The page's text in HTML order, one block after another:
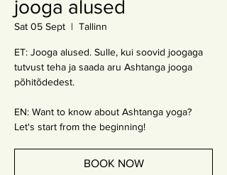
jooga alused
Sat 05 Sept
  |
Tallinn
ET: Jooga alused. Sulle, kui soovid joogaga
tutvust teha ja saada aru Ashtanga jooga
põhitõdedest.
EN: Want to know about Ashtanga yoga?
Let's start from the beginning!
BOOK NOW